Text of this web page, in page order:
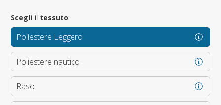
Scegli il tessuto:
Poliestere Leggero
Poliestere nautico
Raso